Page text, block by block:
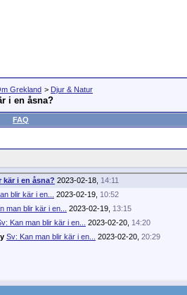
Grekland > Djur & Natur
i en åsna?
FAQ
kär i en åsna? 2023-02-18, 14:11
blir kär i en... 2023-02-19, 10:52
man blir kär i en... 2023-02-19, 13:15
Kan man blir kär i en... 2023-02-20, 14:20
Sv: Kan man blir kär i en... 2023-02-20, 20:29